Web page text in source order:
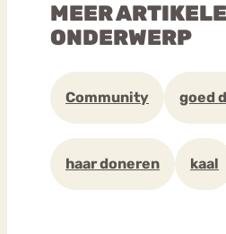
MEER
ONDERWERP
Community goed
haar doneren kaal